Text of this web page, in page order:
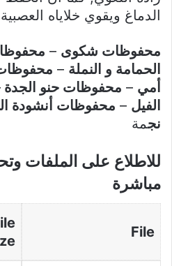
الدماغ ويقوي خلاياه
محفوظات شكوى –
الحمامة و النملة –
أمي – محفوظات حنو الجدة
الفيل – محفوظات أنشودة
نجمة
للاطلاع على الملفات
مباشرة
File